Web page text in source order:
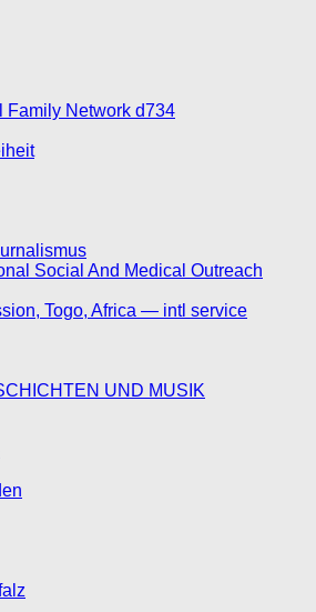
Family Network d734
Social And Medical Outreach
Togo, Africa — intl service
UND MUSIK